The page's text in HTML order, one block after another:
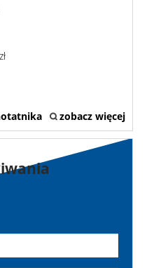
zobacz więcej